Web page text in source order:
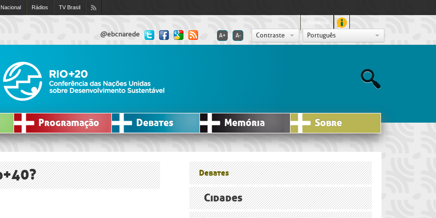
Rádios TV Brasil
Ouvidoria
@ebcnarede A+ A- Contraste Português
Programação Debates Memória Sobre
Debates
Cidades